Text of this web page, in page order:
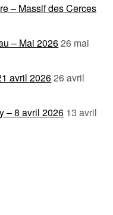
– Massif des Cerces
– Mai 202626 mai
avril 202626 avril
– 8 avril 2026 13 avril